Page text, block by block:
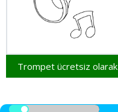
Trompet ücretsiz olarak